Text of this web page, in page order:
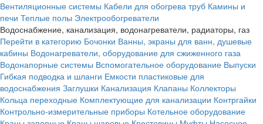
Вентиляционные системы Кабели для обогрева труб Камины и
печи Теплые полы Электрообогреватели
Водоснабжение, канализация, водонагреватели, радиаторы, газ
Перейти в категорию Бочонки Ванны, экраны для ванн, душевые
кабины Водонагреватели, оборудование для сжиженного газа
Водонапорные системы Вспомогательное оборудование Выпуски
Гибкая подводка и шланги Емкости пластиковые для
водоснабжения Заглушки Канализация Клапаны Коллекторы
Кольца переходные Комплектующие для канализации Контргайки
Контрольно-измерительные приборы Котельное оборудование